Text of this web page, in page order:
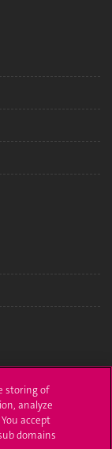
storing of
analyze
accept
domains